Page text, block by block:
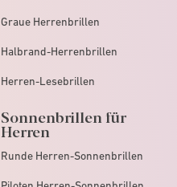
Graue Herrenbrillen
Halbrand-Herrenbrillen
Herren-Lesebrillen
Sonnenbrillen für
Herren
Runde Herren-Sonnenbrillen